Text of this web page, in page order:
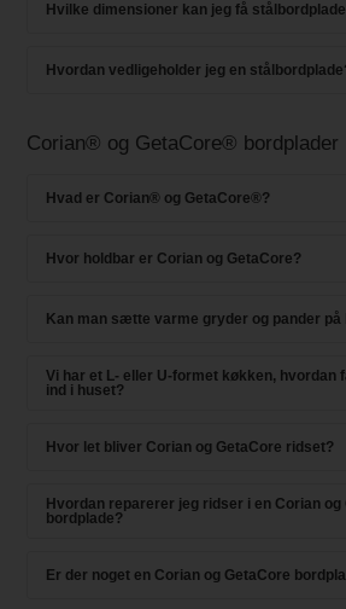
Hvilke dimensioner kan jeg få
Hvordan vedligeholder jeg en
Corian® og GetaCore® bordplader
Hvad er Corian® og GetaCore®?
Hvor holdbar er Corian og GetaCore?
Kan man sætte varme gryder og pander på
Vi har et L- eller U-formet køkken, hvordan
ind i huset?
Hvor let bliver Corian og GetaCore ridset?
Hvordan reparerer jeg ridser i en Corian og
bordplade?
Er der noget en Corian og GetaCore